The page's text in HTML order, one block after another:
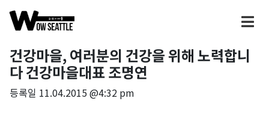
건강마을, 여러분의 건강을 위해 노력합니
다 건강마을대표 조명연
등록일 11.04.2015 @4:32 pm